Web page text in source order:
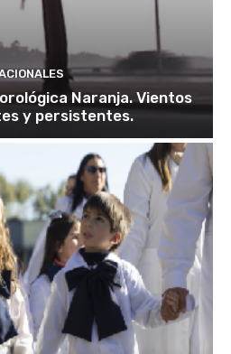
Naranja. Vientos
y persistentes.